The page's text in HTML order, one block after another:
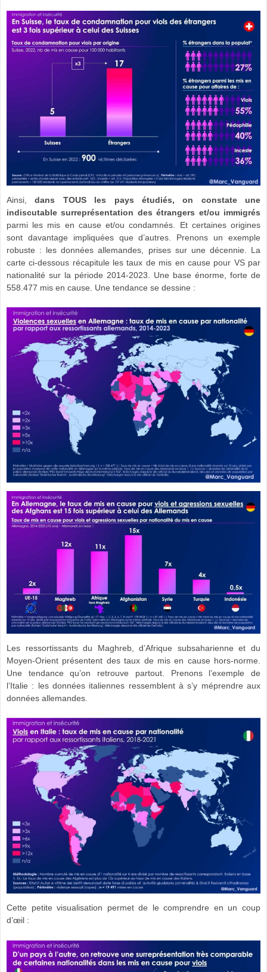
Ainsi,dans TOUS les pays étudiés, on constate une
indiscutable surreprésentation des étrangers et/ou immigrés
parmi les mis en cause et/ou condamnés. Et certaines origines
sont davantage impliquées que d’autres. Prenons un exemple
robuste : les données allemandes, prises sur une décennie. La
carte ci-dessous récapitule les taux de mis en cause pour VS par
nationalité sur la période 2014-2023. Une base énorme, forte de
558.477 mis en cause. Une tendance se dessine :
Les ressortissants du Maghreb, d’Afrique subsaharienne et du
Moyen-Orient présentent des taux de mis en cause hors-norme.
Une tendance qu’on retrouve partout. Prenons l’exemple de
l’Italie : les données italiennes ressemblent à s’y méprendre aux
données allemandes.
Cette petite visualisation permet de le comprendre en un coup
d’œil :